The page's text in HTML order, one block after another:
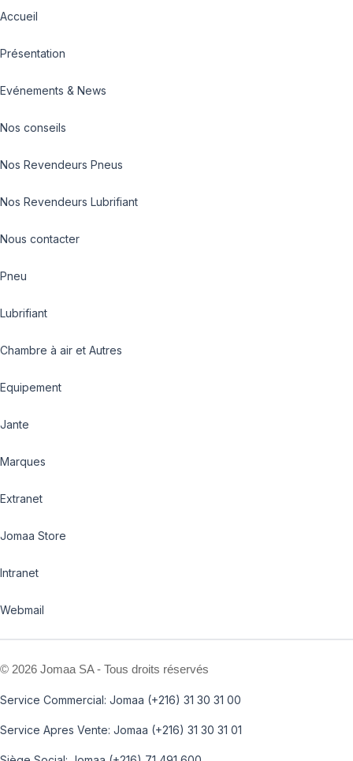
Accueil
Présentation
Evénements & News
Nos conseils
Nos Revendeurs Pneus
Nos Revendeurs Lubrifiant
Nous contacter
Pneu
Lubrifiant
Chambre à air et Autres
Equipement
Jante
Marques
Extranet
Jomaa Store
Intranet
Webmail
© 2026 Jomaa SA - Tous droits réservés
Service Commercial: Jomaa (+216) 31 30 31 00
Service Apres Vente: Jomaa (+216) 31 30 31 01